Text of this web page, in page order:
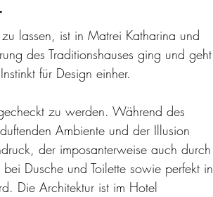
lassen, ist in Matrei Katharina und
des Traditionshauses ging und geht
für Design einher.
zu werden. Während des
Ambiente und der Illusion
der imposanterweise auch durch
Dusche und Toilette sowie perfekt in
Die Architektur ist im Hotel